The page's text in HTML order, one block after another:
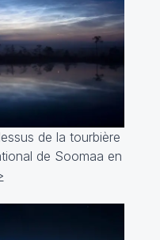
de la tourbière
de Soomaa en